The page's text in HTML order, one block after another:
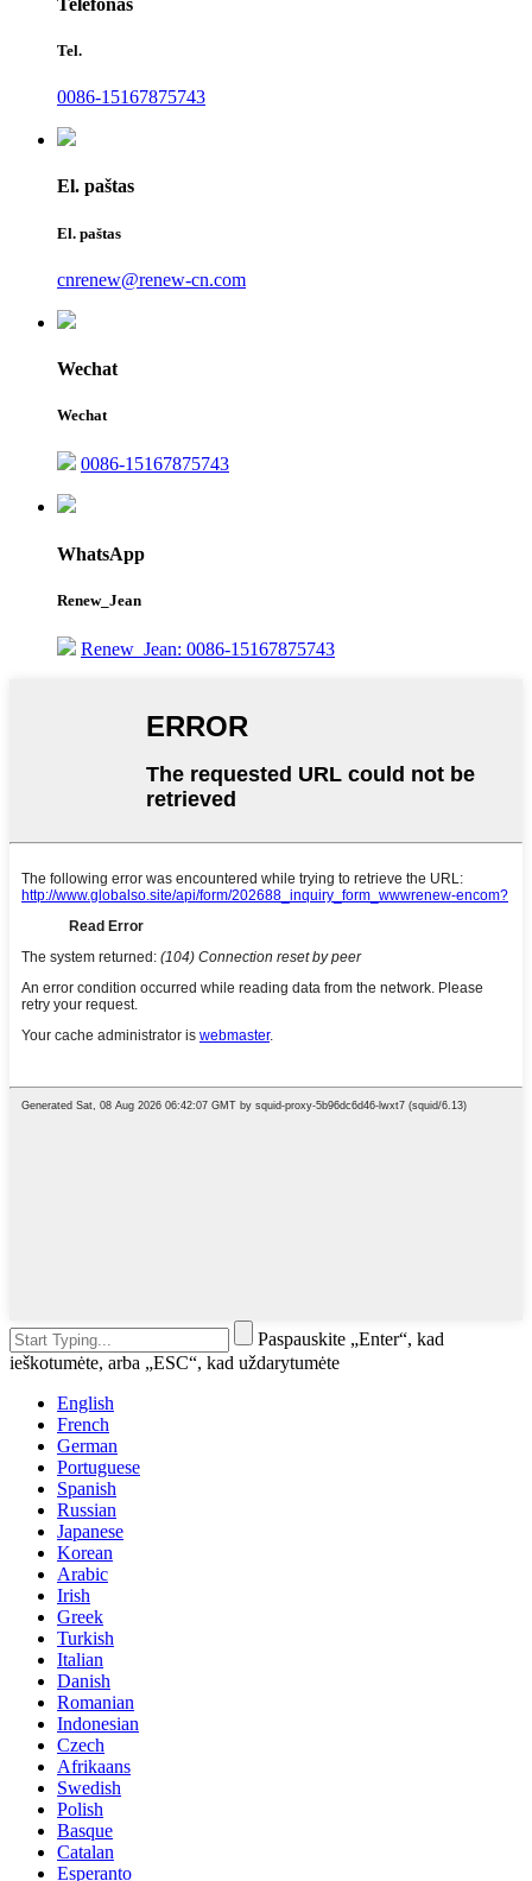
Tel.
0086-15167875743
El. paštas
El. paštas
cnrenew@renew-cn.com
Wechat
Wechat
0086-15167875743
WhatsApp
Renew_Jean
Renew_Jean: 0086-15167875743
Paspauskite „Enter“, kad
ieškotumėte, arba „ESC“, kad uždarytumėte
English
French
German
Portuguese
Spanish
Russian
Japanese
Korean
Arabic
Irish
Greek
Turkish
Italian
Danish
Romanian
Indonesian
Czech
Afrikaans
Swedish
Polish
Basque
Catalan
Esperanto